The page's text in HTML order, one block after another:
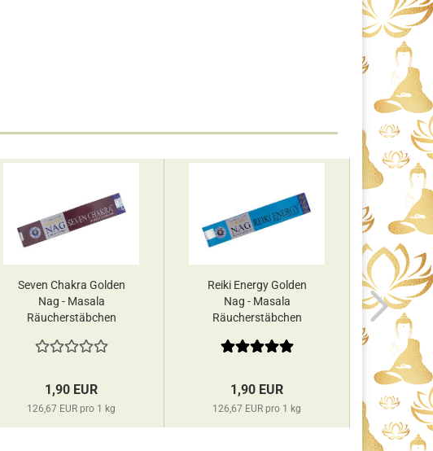
Seven Chakra Golden
Nag - Masala
Räucherstäbchen
1,90 EUR
126,67 EUR pro 1 kg
Reiki Energy Golden
Nag - Masala
Räucherstäbchen
1,90 EUR
126,67 EUR pro 1 kg
Nag
126,67